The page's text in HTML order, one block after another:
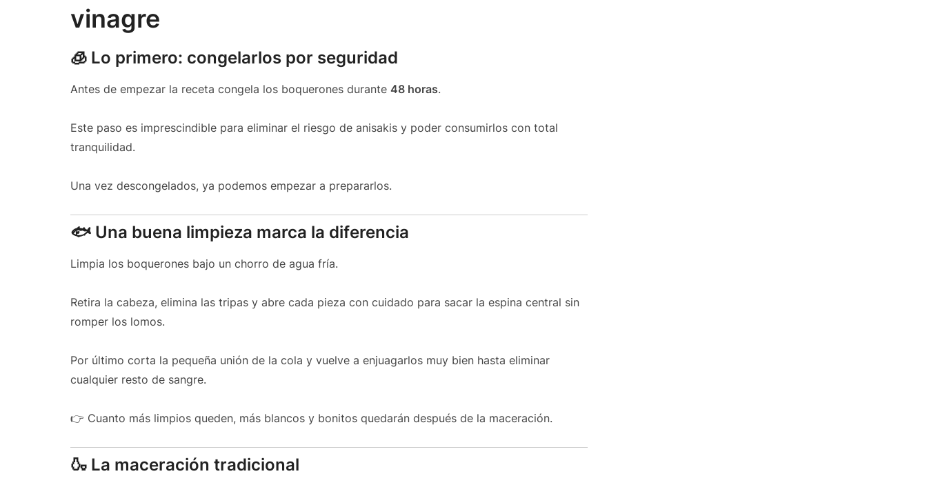
vinagre
🧊 Lo primero: congelarlos por seguridad
Antes de empezar la receta congela los boquerones durante 48 horas.
Este paso es imprescindible para eliminar el riesgo de anisakis y poder consumirlos con total
tranquilidad.
Una vez descongelados, ya podemos empezar a prepararlos.
🐟 Una buena limpieza marca la diferencia
Limpia los boquerones bajo un chorro de agua fría.
Retira la cabeza, elimina las tripas y abre cada pieza con cuidado para sacar la espina central sin
romper los lomos.
Por último corta la pequeña unión de la cola y vuelve a enjuagarlos muy bien hasta eliminar
cualquier resto de sangre.
👉 Cuanto más limpios queden, más blancos y bonitos quedarán después de la maceración.
🍶 La maceración tradicional